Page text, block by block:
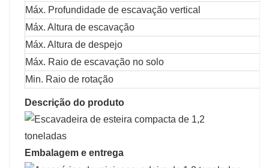
Máx. Profundidade de escavação vertical
Máx. Altura de escavação
Máx. Altura de despejo
Máx. Raio de escavação no solo
Min. Raio de rotação
Descrição do produto
Embalagem e entrega